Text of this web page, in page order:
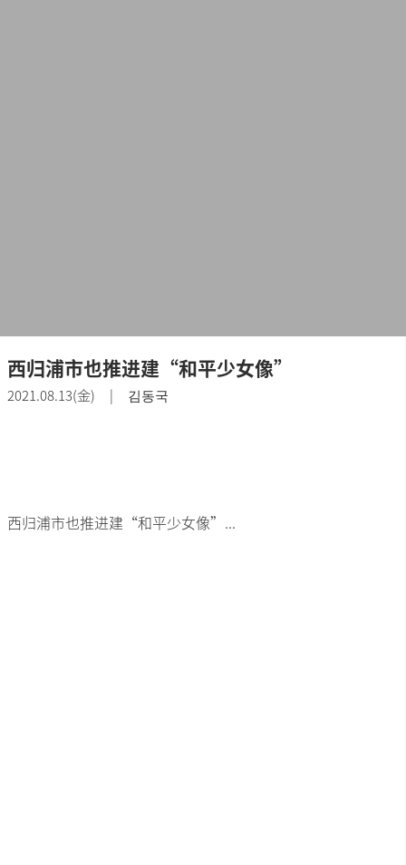
西归浦市也推进建“和平少女像”
2021.08.13(金) | 김동국
西归浦市也推进建“和平少女像”...